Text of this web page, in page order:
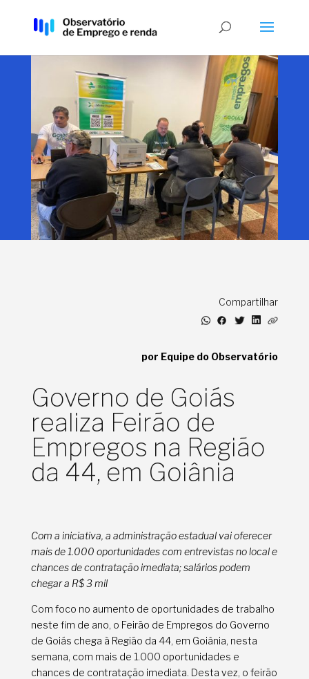
Compartilhar
por Equipe do Observatório
Governo de Goiás
realiza Feirão de
Empregos na Região
da 44, em Goiânia
Com a iniciativa, a administração estadual vai oferecer
mais de 1.000 oportunidades com entrevistas no local e
chances de contratação imediata; salários podem
chegar a R$ 3 mil
Com foco no aumento de oportunidades de trabalho
neste fim de ano, o Feirão de Empregos do Governo
de Goiás chega à Região da 44, em Goiânia, nesta
semana, com mais de 1.000 oportunidades e
chances de contratação imediata. Desta vez, o feirão